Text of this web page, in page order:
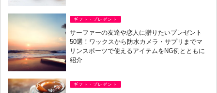
ギフト・プレゼント
サーファーの友達や恋人に贈りたいプレゼント
50選！ワックスから防水カメラ・サプリまでマ
リンスポーツで使えるアイテムをNG例とともに
紹介
ギフト・プレゼント